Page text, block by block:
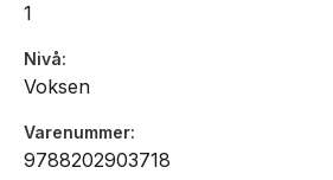
1
Nivå
Voksen
Varenummer
9788202903718